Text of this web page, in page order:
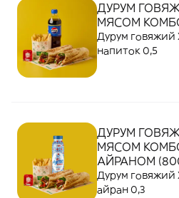
ДУРУМ
МЯСОМ
Дурум говяжий Х2 мясо , фри,
напиток 0,5
ДУРУМ
МЯСОМ
АЙРАНОМ
Дурум говяжий Х2 мясо, фри,
айран 0,3